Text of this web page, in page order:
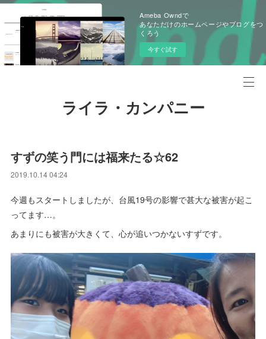
Ameba Owndで
あなただけのホームページやブログをつ
くろう
今すぐ試す
ライラ・カンパニー
すずの笑う門には福来たる☆62
2019.10.14 04:24
今週もスタートしましたが、台風19号の影響で甚大な被害が起こ
ってます…。
あまりにも被害が大きくて、心が追いつかないすずです。